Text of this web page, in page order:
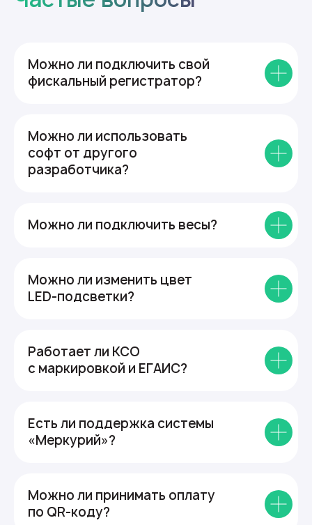
Можно ли подключить свой
фискальный регистратор?
Можно ли использовать
софт от другого
разработчика?
Можно ли подключить весы?
Можно ли изменить цвет
LED-подсветки?
Работает ли КСО
с маркировкой и ЕГАИС?
Есть ли поддержка системы
«Меркурий»?
Можно ли принимать оплату
по QR-коду?